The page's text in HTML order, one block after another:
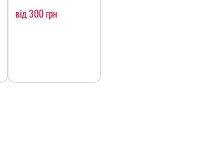
від 300 грн